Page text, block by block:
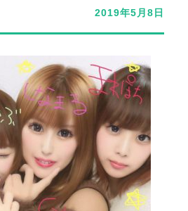
2019年5月8日